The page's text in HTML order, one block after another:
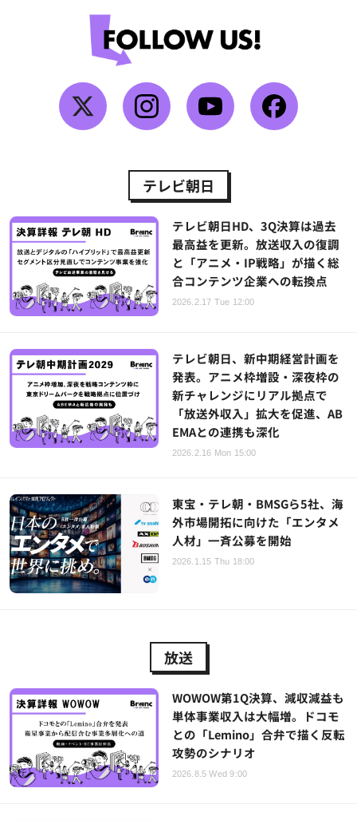
テレビ朝日
テレビ朝日HD、3Q決算は過去
最高益を更新。放送収入の復調
と「アニメ・IP戦略」が描く総
合コンテンツ企業への転換点
2026.2.17 Tue 12:00
テレビ朝日、新中期経営計画を
発表。アニメ枠増設・深夜枠の
新チャレンジにリアル拠点で
「放送外収入」拡大を促進、AB
EMAとの連携も深化
2026.2.16 Mon 15:00
東宝・テレ朝・BMSGら5社、海
外市場開拓に向けた「エンタメ
人材」一斉公募を開始
2026.1.15 Thu 18:00
放送
WOWOW第1Q決算、減収減益も
単体事業収入は大幅増。ドコモ
との「Lemino」合弁で描く反転
攻勢のシナリオ
2026.8.5 Wed 9:00